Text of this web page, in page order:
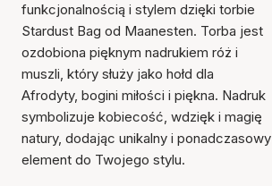
funkcjonalnością i stylem dzięki torbie
Stardust Bag od Maanesten. Torba jest
ozdobiona pięknym nadrukiem róż i
muszli, który służy jako hołd dla
Afrodyty, bogini miłości i piękna. Nadruk
symbolizuje kobiecość, wdzięk i magię
natury, dodając unikalny i ponadczasowy
element do Twojego stylu.